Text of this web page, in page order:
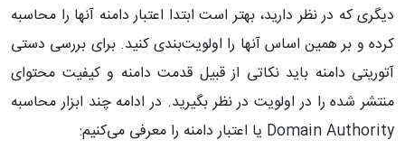
دیگری که در نظر دارید، بهتر است ابتدا اعتبار دامنه آنها را محاسبه
کرده و بر همین اساس آنها را اولویت‌بندی کنید. برای بررسی دستی
آتوریتی دامنه باید نکاتی از قبیل قدمت دامنه و کیفیت محتوای
منتشر شده را در اولویت در نظر بگیرید. در ادامه چند ابزار محاسبه
Domain Authority یا اعتبار دامنه را معرفی می‌کنیم: